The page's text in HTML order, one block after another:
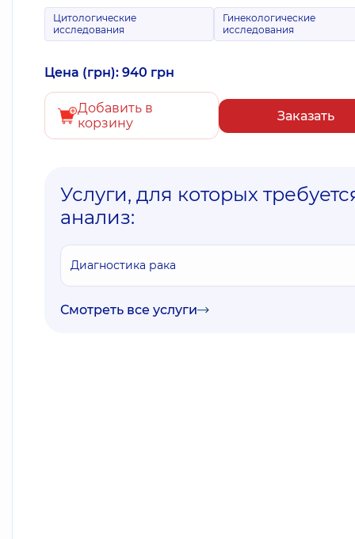
Цитологические
исследования
Гинекологические
исследования
Цена (грн): 940 грн
Добавить в
корзину
Заказать
Услуги, для которых
анализ:
Диагностика рака
Смотреть все услуги